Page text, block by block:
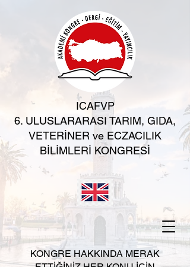
ICAFVP
6. ULUSLARARASI TARIM, GIDA,
VETERİNER ve ECZACILIK
BİLİMLERİ KONGRESİ
KONGRE HAKKINDA MERAK